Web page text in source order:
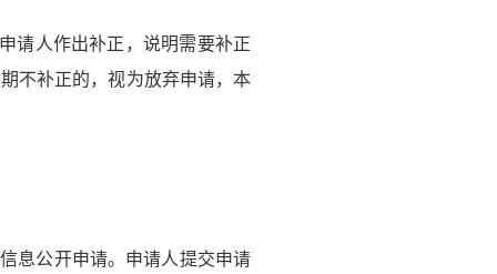
请人作出补正，说明需要补正
不补正的，视为放弃申请，本
息公开申请。申请人提交申请